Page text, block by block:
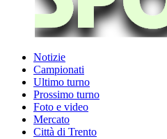
Notizie
Campionati
Ultimo turno
Prossimo turno
Foto e video
Mercato
Città di Trento